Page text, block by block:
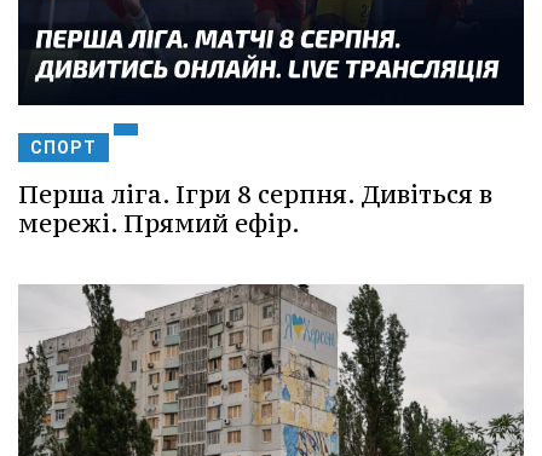
СПОРТ
Перша ліга. Ігри 8 серпня. Дивіться в
мережі. Прямий ефір.